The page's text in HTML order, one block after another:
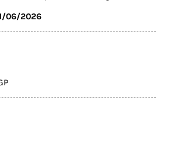
06/2026